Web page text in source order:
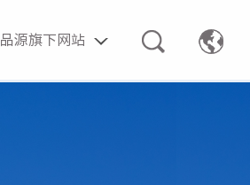
品源旗下网站